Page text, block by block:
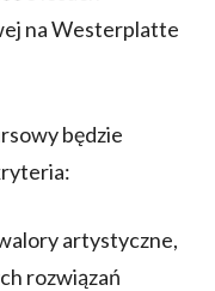
na Westerplatte
będzie
artystyczne,
rozwiązań